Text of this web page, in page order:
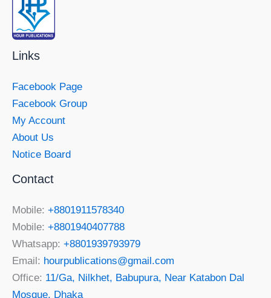
Links
Facebook Page
Facebook Group
My Account
About Us
Notice Board
Contact
Mobile: +8801911578340
Mobile: +8801940407788
Whatsapp: +8801939793979
Email: hourpublications@gmail.com
Office: 11/Ga, Nilkhet, Babupura, Near Katabon Dal
Mosque, Dhaka